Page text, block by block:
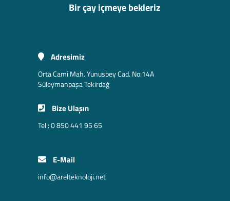
Bir çay içmeye bekleriz
Adresimiz
Orta Cami Mah. Yunusbey Cad. No:14A
Süleymanpaşa Tekirdağ
Bize Ulaşın
Tel : 0 850 441 95 65
E-Mail
info@arelteknoloji.net